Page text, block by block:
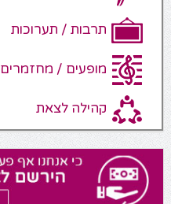
תרבות / תערוכות
מופעים / מחזמרים
קהילה לצאת